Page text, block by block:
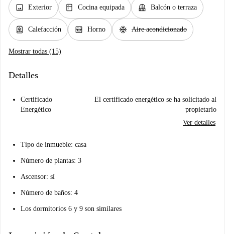
image Exterior kitchen Cocina equipada balcony Balcón o terraza
water_heater Calefacción oven_gen Horno ac_unit Aire acondicionado
Mostrar todas (15)
Detalles
Certificado
Energético
El certificado energético se ha solicitado al
propietario
Ver detalles
Tipo de inmueble: casa
Número de plantas: 3
Ascensor: sí
Número de baños: 4
Los dormitorios 6 y 9 son similares